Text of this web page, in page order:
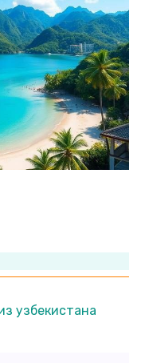
узбекистана